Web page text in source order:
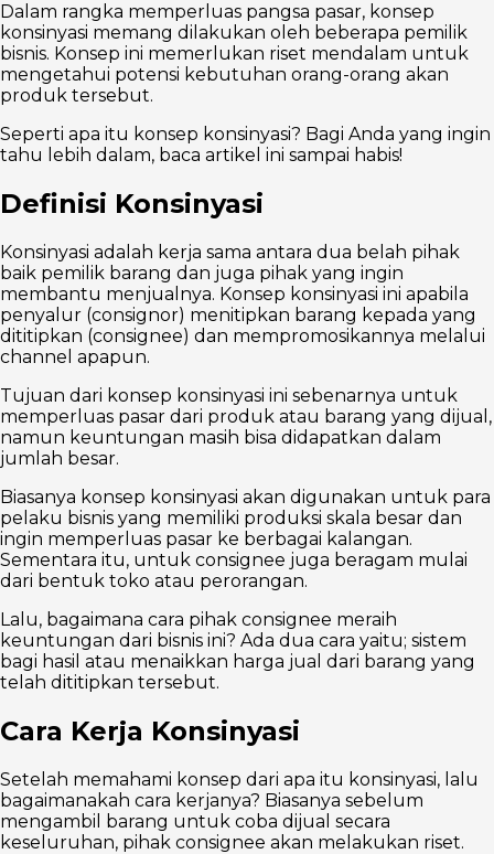
Dalam rangka memperluas pangsa pasar, konsep
konsinyasi memang dilakukan oleh beberapa pemilik
bisnis. Konsep ini memerlukan riset mendalam untuk
mengetahui potensi kebutuhan orang-orang akan
produk tersebut.
Seperti apa itu konsep konsinyasi? Bagi Anda yang ingin
tahu lebih dalam, baca artikel ini sampai habis!
Definisi Konsinyasi
Konsinyasi adalah kerja sama antara dua belah pihak
baik pemilik barang dan juga pihak yang ingin
membantu menjualnya. Konsep konsinyasi ini apabila
penyalur (consignor) menitipkan barang kepada yang
dititipkan (consignee) dan mempromosikannya melalui
channel apapun.
Tujuan dari konsep konsinyasi ini sebenarnya untuk
memperluas pasar dari produk atau barang yang dijual,
namun keuntungan masih bisa didapatkan dalam
jumlah besar.
Biasanya konsep konsinyasi akan digunakan untuk para
pelaku bisnis yang memiliki produksi skala besar dan
ingin memperluas pasar ke berbagai kalangan.
Sementara itu, untuk consignee juga beragam mulai
dari bentuk toko atau perorangan.
Lalu, bagaimana cara pihak consignee meraih
keuntungan dari bisnis ini? Ada dua cara yaitu; sistem
bagi hasil atau menaikkan harga jual dari barang yang
telah dititipkan tersebut.
Cara Kerja Konsinyasi
Setelah memahami konsep dari apa itu konsinyasi, lalu
bagaimanakah cara kerjanya? Biasanya sebelum
mengambil barang untuk coba dijual secara
keseluruhan, pihak consignee akan melakukan riset.